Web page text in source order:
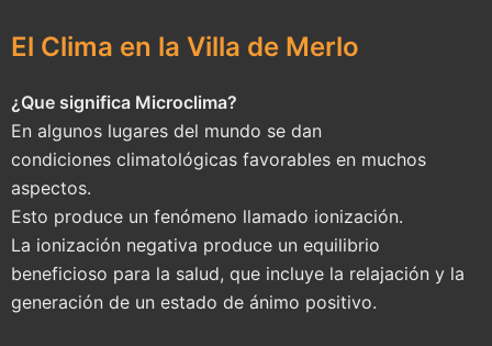
El Clima en la Villa de Merlo
¿Que significa Microclima?
En algunos lugares del mundo se dan
condiciones climatológicas favorables en muchos
aspectos.
Esto produce un fenómeno llamado ionización.
La ionización negativa produce un equilibrio
beneficioso para la salud, que incluye la relajación y la
generación de un estado de ánimo positivo.